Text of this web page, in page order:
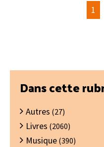
1
Barre
latérale
principale
Dans cette
Autres (27)
Livres (2060)
Musique (390)